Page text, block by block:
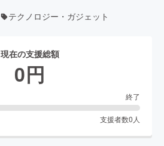
テクノロジー・ガジェット
現在の支援総額
0円
終了
支援者数0 人